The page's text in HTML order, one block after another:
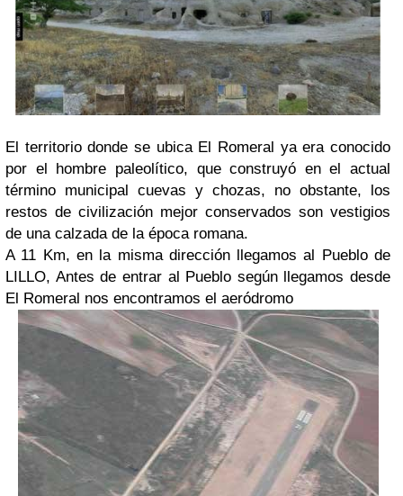
El territorio donde se ubica El Romeral ya era conocido
por el hombre paleolítico, que construyó en el actual
término municipal cuevas y chozas, no obstante, los
restos de civilización mejor conservados son vestigios
de una calzada de la época romana.
A 11 Km, en la misma dirección llegamos al Pueblo de
LILLO, Antes de entrar al Pueblo según llegamos desde
El Romeral nos encontramos el aeródromo